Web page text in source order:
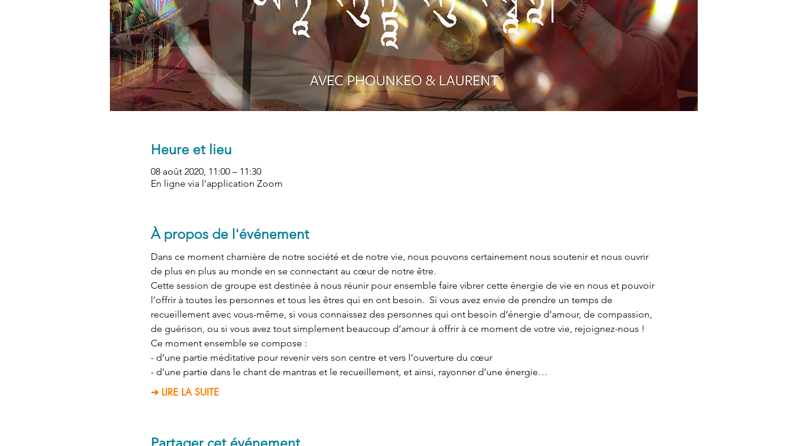
Heure et lieu
08 août 2020, 11:00 – 11:30
En ligne via l'application Zoom
À propos de l'événement
Dans ce moment charnière de notre société et de notre vie, nous pouvons certainement nous soutenir et nous ouvrir
de plus en plus au monde en se connectant au cœur de notre être.
Cette session de groupe est destinée à nous réunir pour ensemble faire vibrer cette énergie de vie en nous et pouvoir
l’offrir à toutes les personnes et tous les êtres qui en ont besoin.  Si vous avez envie de prendre un temps de
recueillement avec vous-même, si vous connaissez des personnes qui ont besoin d’énergie d’amour, de compassion,
de guérison, ou si vous avez tout simplement beaucoup d’amour à offrir à ce moment de votre vie, rejoignez-nous !
Ce moment ensemble se compose :
- d’une partie méditative pour revenir vers son centre et vers l’ouverture du cœur
- d’une partie dans le chant de mantras et le recueillement, et ainsi, rayonner d’une énergie…
➜ LIRE LA SUITE